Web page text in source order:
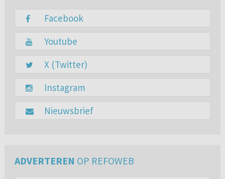
Facebook
Youtube
X (Twitter)
Instagram
Nieuwsbrief
ADVERTEREN OP REFOWEB